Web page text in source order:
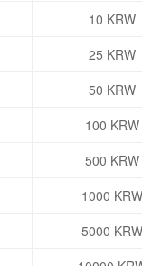
10 KRW
25 KRW
50 KRW
100 KRW
500 KRW
1000 KRW
5000 KRW